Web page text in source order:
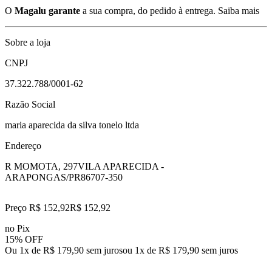
O Magalu garante a sua compra, do pedido à entrega. Saiba mais
Sobre a loja
CNPJ
37.322.788/0001-62
Razão Social
maria aparecida da silva tonelo ltda
Endereço
R MOMOTA, 297VILA APARECIDA -
ARAPONGAS/PR86707-350
Preço R$ 152,92R$ 152,92
no Pix
15% OFF
Ou 1x de R$ 179,90 sem jurosou 1x de R$ 179,90 sem juros